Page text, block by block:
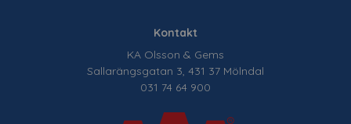
Kontakt
KA Olsson & Gems
Sallarängsgatan 3, 431 37 Mölndal
031 74 64 900